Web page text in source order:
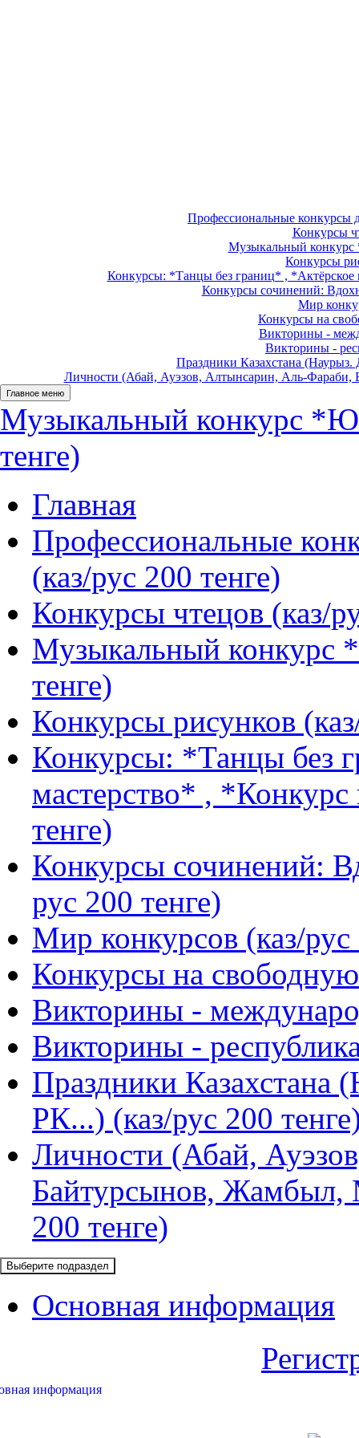
Профессиональные конкурсы
Конкурсы
Музыкальный конкурс
Конкурсы
Конкурсы: *Танцы без границ* , *Актёрское
Конкурсы сочинений:
Мир
Конкурсы на
Викторины -
Викторины -
Праздники Казахстана (Наурыз.
Личности (Абай, Ауэзов, Алтынсарин, Аль-Фараби,
Главное меню
Музыкальный конкурс
тенге)
Главная
Профессиональные
(каз/рус 200 тенге)
Конкурсы чтецов (каз/
Музыкальный конкурс
тенге)
Конкурсы рисунков
Конкурсы: *Танцы без
мастерство* , *Конкурс
тенге)
Конкурсы сочинений:
рус 200 тенге)
Мир конкурсов (каз/рус
Конкурсы на
Викторины -
Викторины -
Праздники Казахстана
РК...) (каз/рус 200
Личности (Абай,
Байтурсынов, Жамбыл,
200 тенге)
Выберите подраздел
Основная информация
информация